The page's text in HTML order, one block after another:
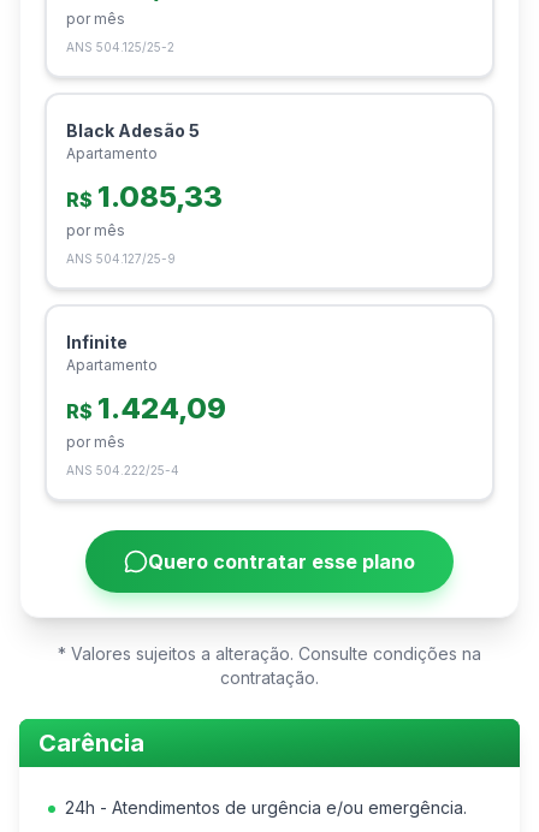
por mês
ANS 504.125/25-2
Black Adesão 5
Apartamento
R$ 1.085,33
por mês
ANS 504.127/25-9
Infinite
Apartamento
R$ 1.424,09
por mês
ANS 504.222/25-4
Quero contratar esse plano
* Valores sujeitos a alteração. Consulte condições na
contratação.
Carência
24h - Atendimentos de urgência e/ou emergência.